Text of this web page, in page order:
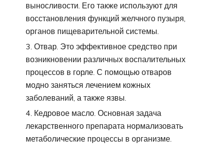
выносливости. Его также используют для
восстановления функций желчного пузыря,
органов пищеварительной системы.
Отвар. Это эффективное средство при
возникновении различных воспалительных
процессов в горле. С помощью отваров
модно заняться лечением кожных
заболеваний, а также язвы.
Кедровое масло. Основная задача
лекарственного препарата нормализовать
метаболические процессы в организме.